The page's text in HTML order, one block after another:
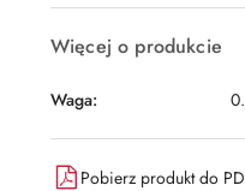
Więcej o produkcie
Waga:
Pobierz produkt do